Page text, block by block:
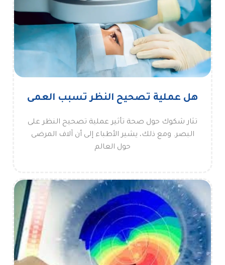
هل عملية تصحيح النظر تسبب العمى
تثار شكوك حول صحة تأثير عملية تصحيح النظر على
البصر. ومع ذلك، يشير الأطباء إلى أن آلاف المرضى
حول العالم